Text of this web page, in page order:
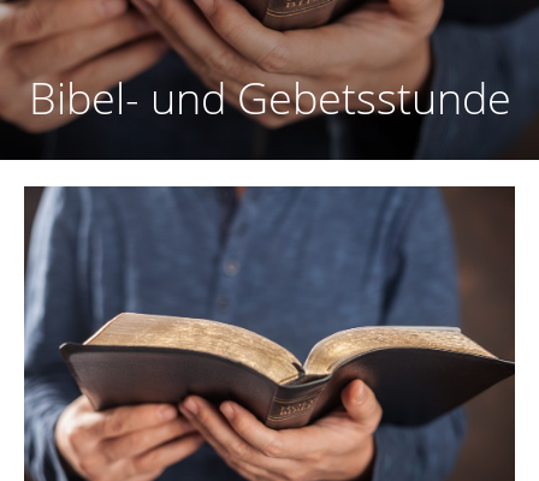
Bibel- und Gebetsstunde